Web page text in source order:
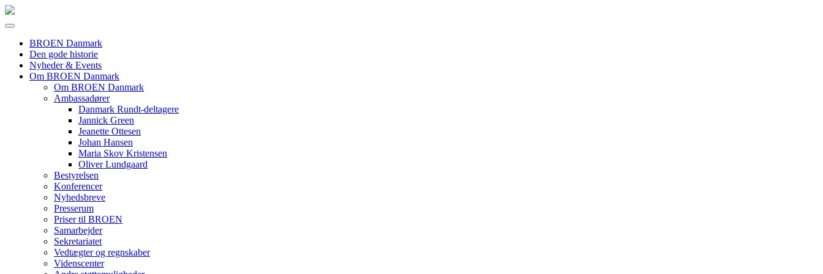
BROEN Danmark
Den gode historie
Nyheder & Events
Om BROEN Danmark
Om BROEN Danmark
Ambassadører
Danmark Rundt-deltagere
Jannick Green
Jeanette Ottesen
Johan Hansen
Maria Skov Kristensen
Oliver Lundgaard
Bestyrelsen
Konferencer
Nyhedsbreve
Presserum
Priser til BROEN
Samarbejder
Sekretariatet
Vedtægter og regnskaber
Videnscenter